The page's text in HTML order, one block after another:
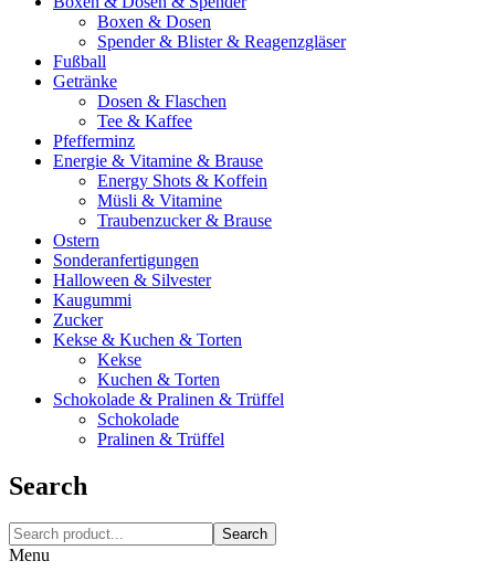
Boxen & Dosen
Spender & Blister & Reagenzgläser
Fußball
Getränke
Dosen & Flaschen
Tee & Kaffee
Pfefferminz
Energie & Vitamine & Brause
Energy Shots & Koffein
Müsli & Vitamine
Traubenzucker & Brause
Ostern
Sonderanfertigungen
Halloween & Silvester
Kaugummi
Zucker
Kekse & Kuchen & Torten
Kekse
Kuchen & Torten
Schokolade & Pralinen & Trüffel
Schokolade
Pralinen & Trüffel
Search
Search
Menu